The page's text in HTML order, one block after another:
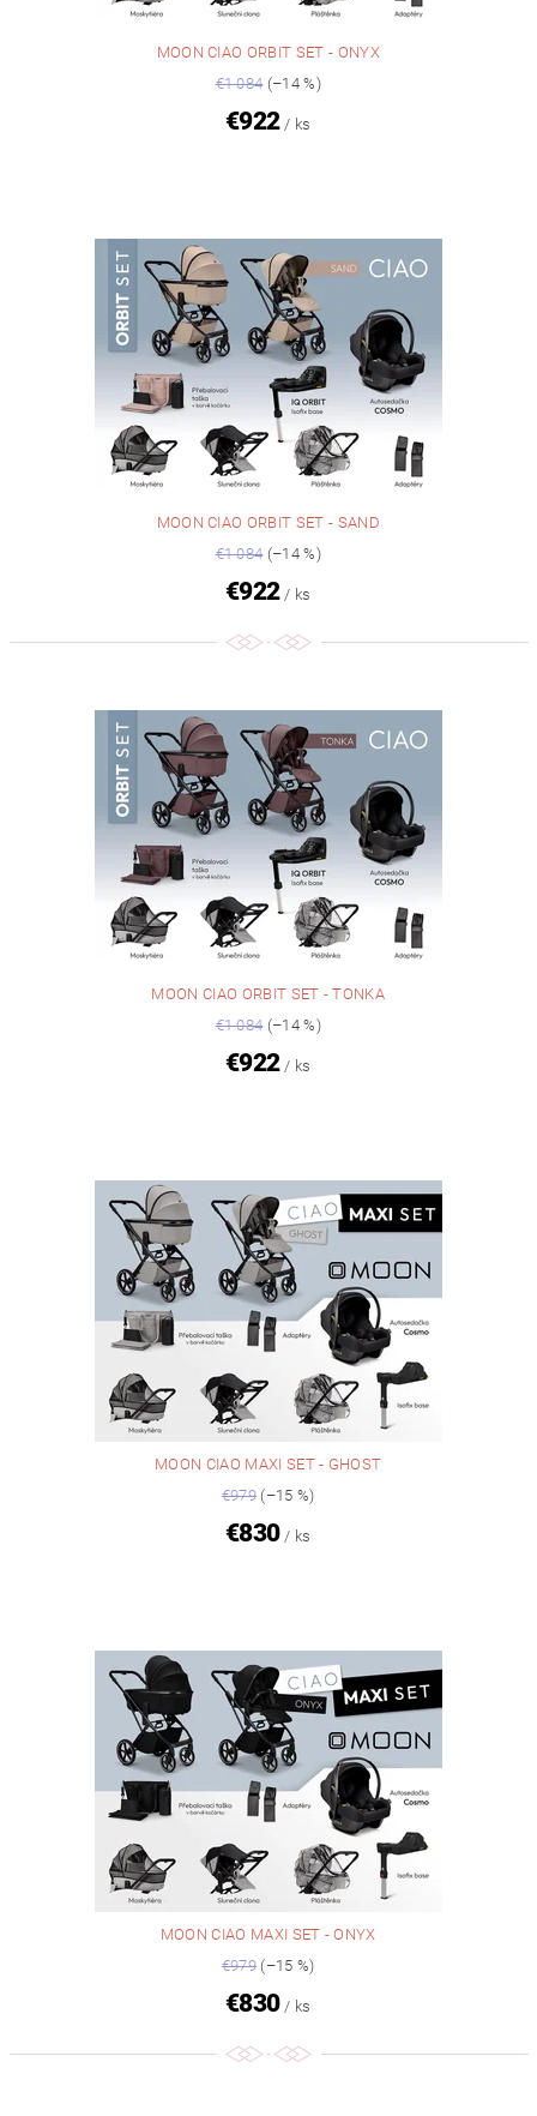
MOON CIAO ORBIT SET - ONYX
€1 084(–14 %)
€922 / ks
MOON CIAO ORBIT SET - SAND
€1 084(–14 %)
€922 / ks
MOON CIAO ORBIT SET - TONKA
€1 084(–14 %)
€922 / ks
MOON CIAO MAXI SET - GHOST
€979 (–15 %)
€830 / ks
MOON CIAO MAXI SET - ONYX
€979 (–15 %)
€830 / ks